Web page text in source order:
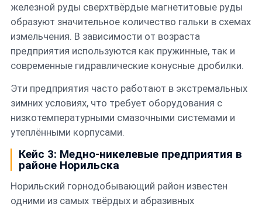
железной руды сверхтвёрдые магнетитовые руды
образуют значительное количество гальки в схемах
измельчения. В зависимости от возраста
предприятия используются как пружинные, так и
современные гидравлические конусные дробилки.
Эти предприятия часто работают в экстремальных
зимних условиях, что требует оборудования с
низкотемпературными смазочными системами и
утеплёнными корпусами.
Кейс 3: Медно-никелевые предприятия в
районе Норильска
Норильский горнодобывающий район известен
одними из самых твёрдых и абразивных